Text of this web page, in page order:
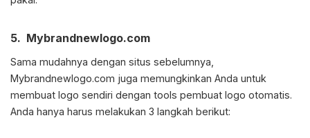
5. Mybrandnewlogo.com
Sama mudahnya dengan situs sebelumnya,
Mybrandnewlogo.com juga memungkinkan Anda untuk
membuat logo sendiri dengan tools pembuat logo otomatis.
Anda hanya harus melakukan 3 langkah berikut: